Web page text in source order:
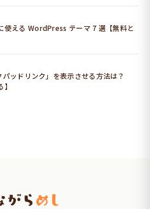
使える WordPress テーマ 7 選【無料と
ッドリンク」を表示させる方法は？